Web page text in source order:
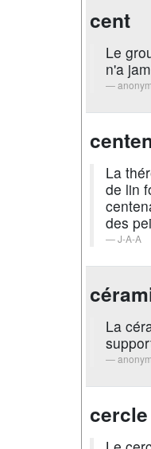
cent
Le
n'a
La
de lin
des
J-A-A
La
cercle